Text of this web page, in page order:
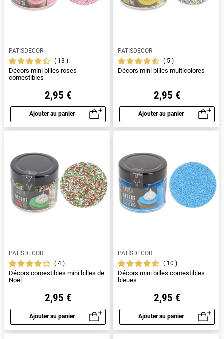
PATISDECOR
13
Décors mini billes roses
comestibles
2,95 €
Ajouter au panier
Aperçu rapide
PATISDECOR
5
Décors mini billes multicolores
2,95 €
Ajouter au panier
Aperçu rapide
PATISDECOR
4
Décors comestibles mini billes de
Noël
2,95 €
Ajouter au panier
Aperçu rapide
PATISDECOR
10
Décors mini billes comestibles
bleues
2,95 €
Ajouter au panier
Aperçu rapide